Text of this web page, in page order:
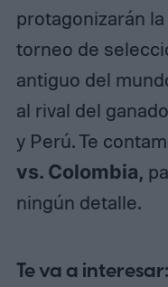
protagonizarán
torneo de
antiguo del
al rival del
y Perú. Te
vs. Colombia,
ningún detalle.
Te va a interesar: